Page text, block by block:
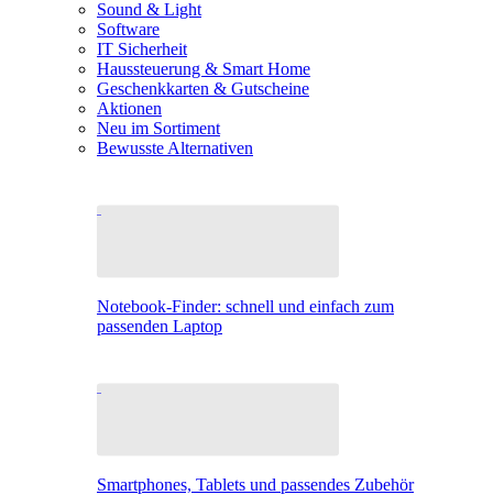
Sound & Light
Software
IT Sicherheit
Haussteuerung & Smart Home
Geschenkkarten & Gutscheine
Aktionen
Neu im Sortiment
Bewusste Alternativen
Notebook-Finder: schnell und einfach zum
passenden Laptop
Smartphones, Tablets und passendes Zubehör